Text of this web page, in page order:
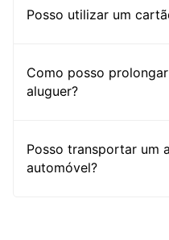
Posso utilizar um
Como posso
aluguer?
Posso transportar um
automóvel?